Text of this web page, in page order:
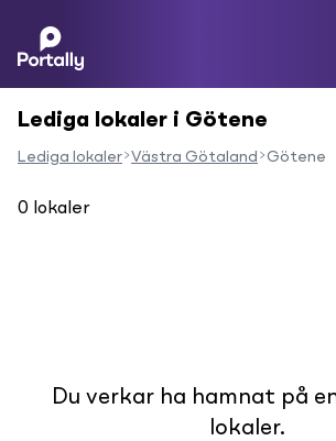
Lediga lokaler i Götene
Lediga lokaler Västra Götaland Götene
0 lokaler
Du verkar ha hamnat på
lokaler.